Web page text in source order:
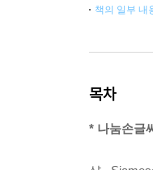
책의 일부 내
목차
* 나눔손글